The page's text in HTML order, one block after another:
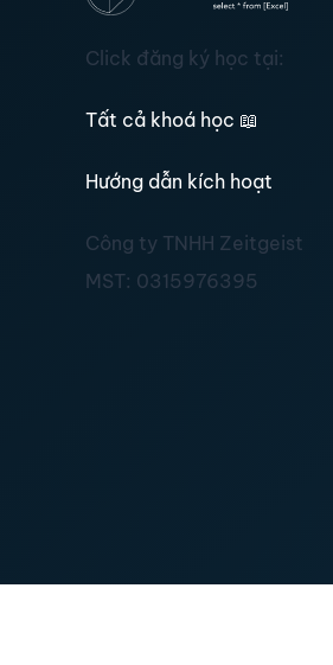
Click đăng ký học tại:
Tất cả khoá học 📖
Hướng dẫn kích hoạt
Công ty TNHH Zeitgeist
MST: 0315976395